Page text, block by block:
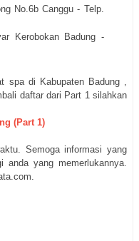
No.6b Canggu - Telp.
Kerobokan Badung -
spa di Kabupaten Badung
daftar dari Part 1 silahkan
(Part 1)
Semoga informasi yang
yang memerlukannya.